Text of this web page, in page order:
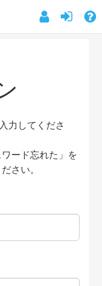
力してくださ
ード忘れた」を
さい。